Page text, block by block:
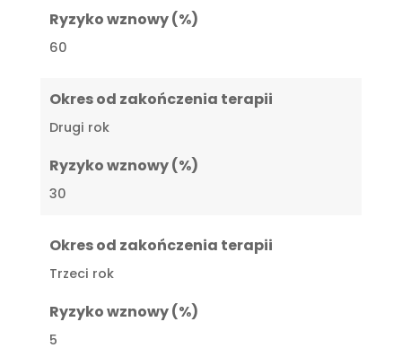
Ryzyko wznowy (%)
60
Okres od zakończenia terapii
Drugi rok
Ryzyko wznowy (%)
30
Okres od zakończenia terapii
Trzeci rok
Ryzyko wznowy (%)
5